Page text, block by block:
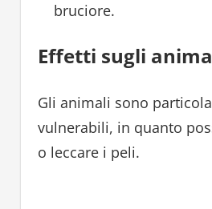
bruciore.
Effetti sugli
Gli animali sono
vulnerabili, in quanto
o leccare i peli.